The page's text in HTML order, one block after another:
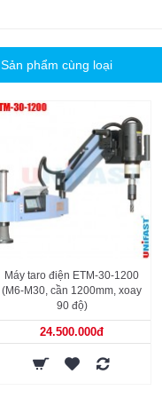
Sản phẩm cùng loại
Máy taro điện ETM-30-1200
(M6-M30, cần 1200mm, xoay
90 độ)
24.500.000đ